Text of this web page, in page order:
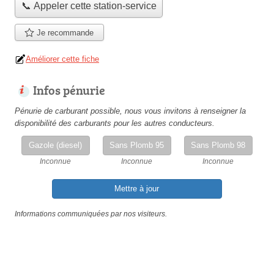
📞 Appeler cette station-service
Je recommande
Améliorer cette fiche
Infos pénurie
Pénurie de carburant possible, nous vous invitons à renseigner la
disponibilité des carburants pour les autres conducteurs.
Gazole (diesel)
Inconnue
Sans Plomb 95
Inconnue
Sans Plomb 98
Inconnue
Mettre à jour
Informations communiquées par nos visiteurs.